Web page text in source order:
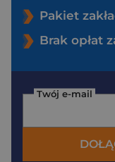
Pakiet
Brak opłat
Twój e-mail